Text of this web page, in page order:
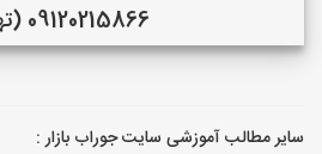
09120215866 (تهران)
سایر مطالب آموزشی سایت جوراب بازار :